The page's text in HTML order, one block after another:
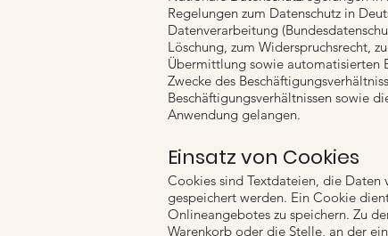
Regelungen zum Datenschutz in
Datenverarbeitung
Löschung, zum Widerspruchsrecht,
Übermittlung sowie automatisierten
Zwecke des
Beschäftigungsverhältnissen sowie
Anwendung gelangen.
Einsatz von Cookies
Cookies sind Textdateien, die Daten
gespeichert werden. Ein Cookie
Onlineangebotes zu speichern. Zu
Warenkorb oder die Stelle, an der